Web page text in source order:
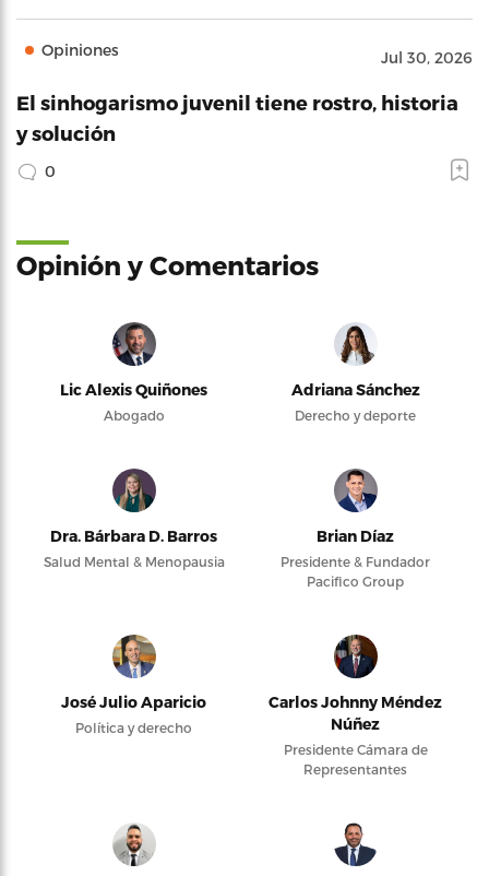
Opiniones Jul 30, 2026
El sinhogarismo juvenil tiene rostro, historia
y solución
0
Opinión y Comentarios
Lic Alexis Quiñones
Abogado
Adriana Sánchez
Derecho y deporte
Dra. Bárbara D. Barros
Salud Mental & Menopausia
Brian Díaz
Presidente & Fundador
Pacifico Group
José Julio Aparicio
Política y derecho
Carlos Johnny Méndez
Núñez
Presidente Cámara de
Representantes